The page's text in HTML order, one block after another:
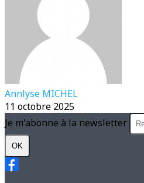
Annlyse MICHEL
11 octobre 2025
Je m'abonne à la newsletter
OK